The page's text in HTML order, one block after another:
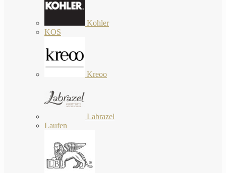
Kohler
KOS
Kreoo
Labrazel
Laufen